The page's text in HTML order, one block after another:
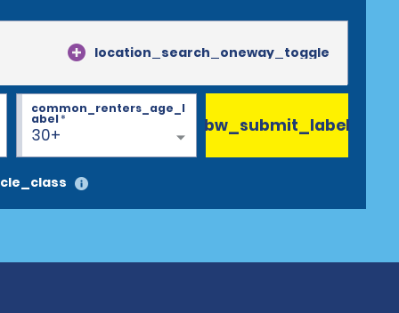
location_search_oneway_toggle
30+
common_renters_age_l
abel* bw_submit_label